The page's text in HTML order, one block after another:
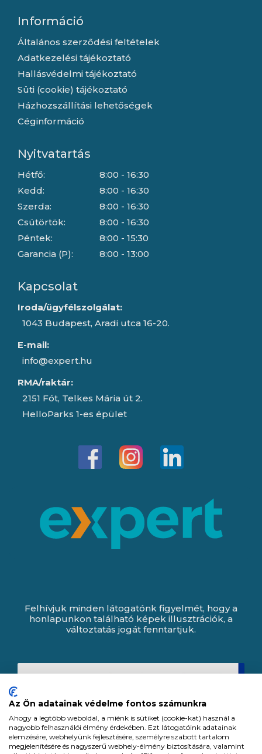
Információ
Általános szerződési feltételek
Adatkezelési tájékoztató
Hallásvédelmi tájékoztató
Süti (cookie) tájékoztató
Házhozszállítási lehetőségek
Céginformáció
Nyitvatartás
Hétfő:
Kedd:
Szerda:
Csütörtök:
Péntek:
Garancia (P):
8:00 - 16:30
8:00 - 16:30
8:00 - 16:30
8:00 - 16:30
8:00 - 15:30
8:00 - 13:00
Kapcsolat
Iroda/ügyfélszolgálat:
1043 Budapest, Aradi utca 16-20.
E-mail:
info@expert.hu
RMA/raktár:
2151 Fót, Telkes Mária út 2.
HelloParks 1-es épület
Felhívjuk minden látogatónk figyelmét, hogy a
honlapunkon található képek illusztrációk, a
változtatás jogát fenntartjuk.
Az Ön adatainak védelme fontos számunkra
Ahogy a legtöbb weboldal, a miénk is sütiket (cookie-kat) használ a
nagyobb felhasználói élmény érdekében. Ezt látogatóink adatainak
elemzésére, webhelyünk fejlesztésére, személyre szabott tartalom
megjelenítésére és nagyszerű webhely-élmény biztosítására, valamint